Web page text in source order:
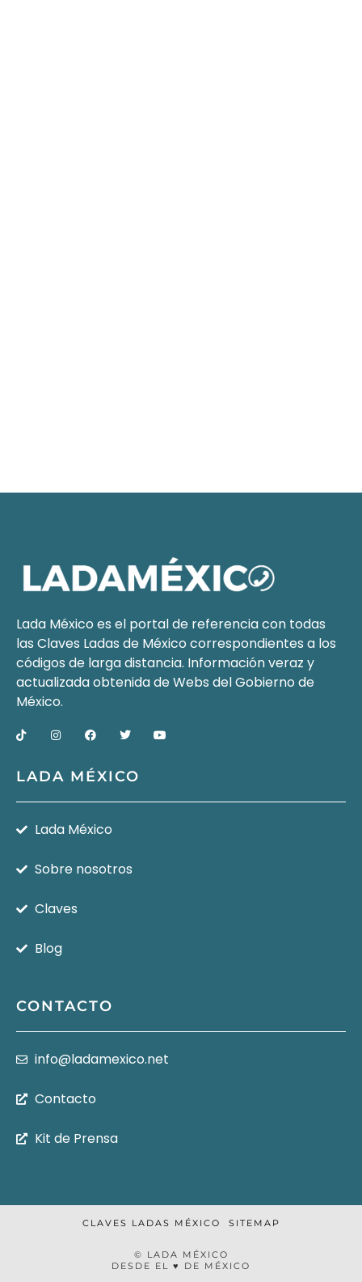
Lada México es el portal de referencia con todas
las Claves Ladas de México correspondientes a los
códigos de larga distancia. Información veraz y
actualizada obtenida de Webs delGobierno de
México.
LADA MÉXICO
Lada México
Sobre nosotros
Claves
Blog
CONTACTO
info@ladamexico.net
Contacto
Kit de Prensa
© LADA MÉXICO
DESDE EL ♥ DE MÉXICO
CLAVES LADAS MÉXICO SITEMAP